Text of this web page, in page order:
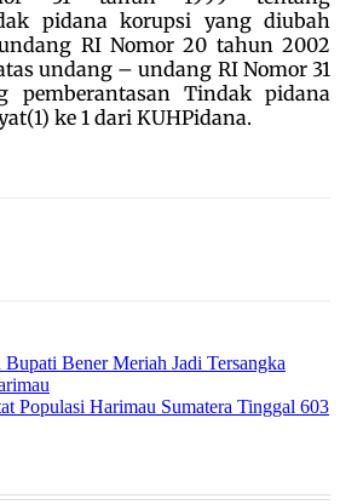
pidana korupsi yang diubah
RI Nomor 20 tahun 2002
undang – undang RI Nomor 31
pemberantasan Tindak pidana
ke 1 dari KUHPidana.
Bupati Bener Meriah Jadi Tersangka
Populasi Harimau Sumatera Tinggal 603